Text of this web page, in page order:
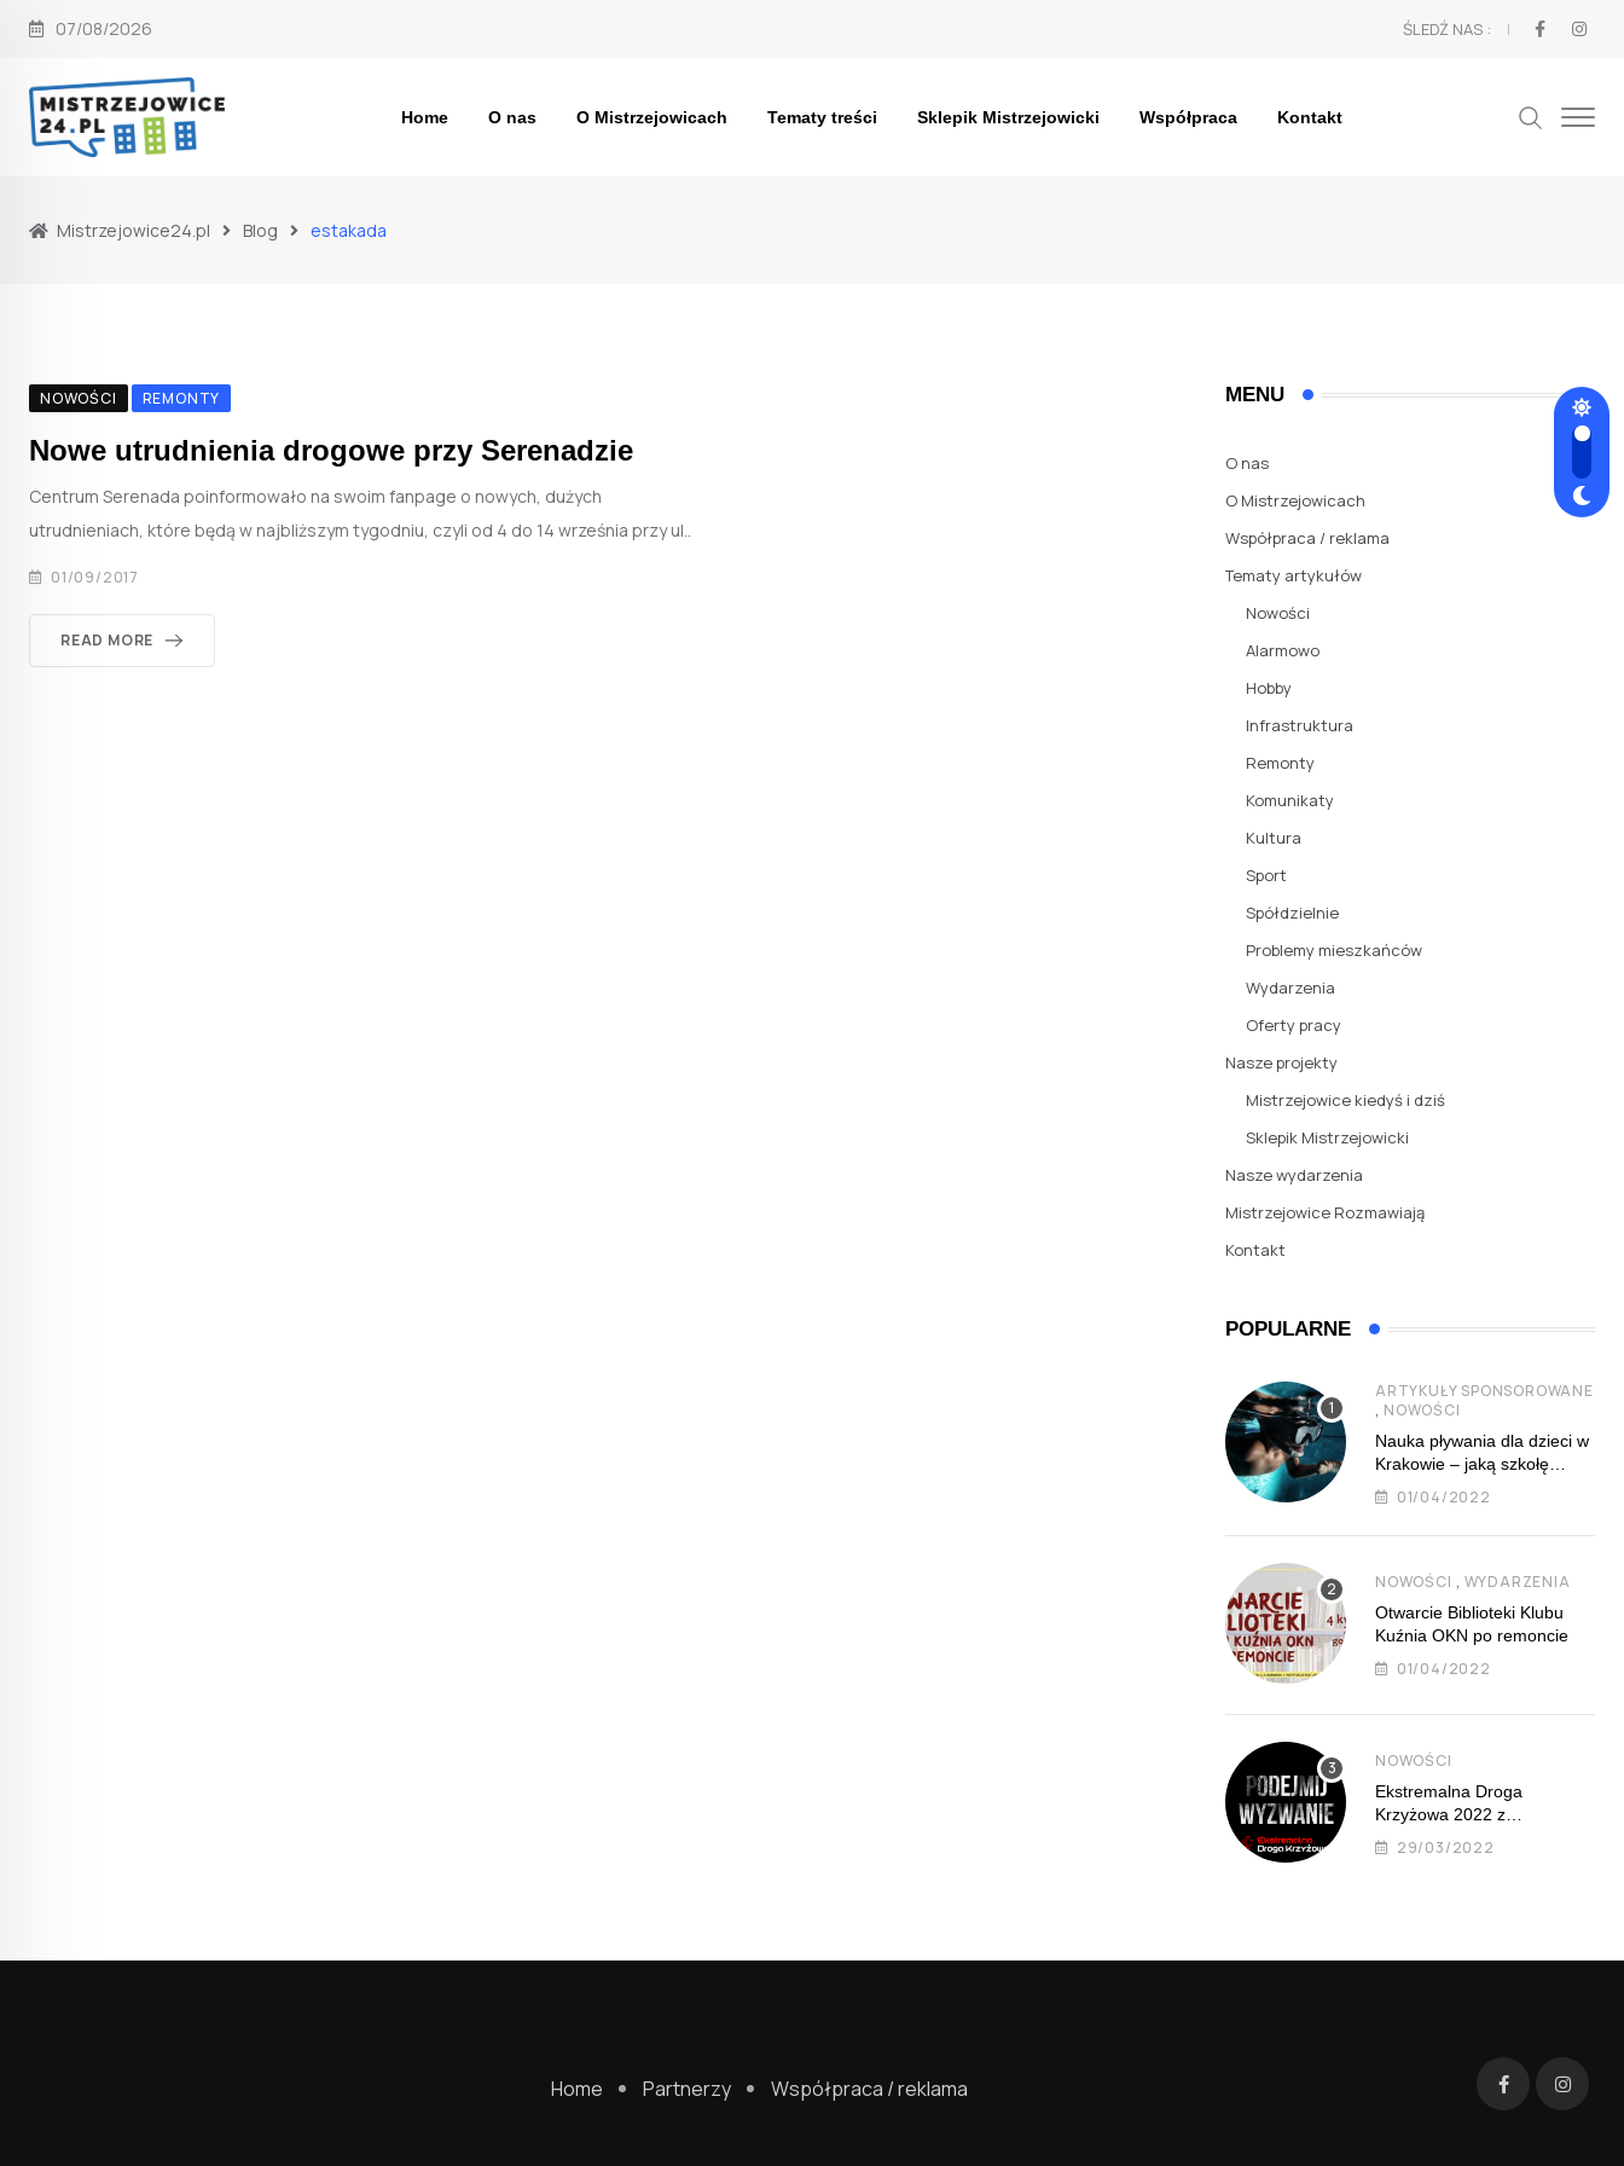
Skip
content
07/08/2026 ŚLEDŹ NAS :
Home O nas O Mistrzejowicach Tematy treści Sklepik Mistrzejowicki Współpraca Kontakt
Mistrzejowice24.pl Blog estakada
NOWOŚCI REMONTY
Nowe utrudnienia drogowe przy Serenadzie
Centrum Serenada poinformowało na swoim fanpage o nowych, dużych
utrudnieniach, które będą w najbliższym tygodniu, czyli od 4 do 14 września przy ul..
01/09/2017
READ MORE
MENU
O nas
O Mistrzejowicach
Współpraca / reklama
Tematy artykułów
Nowości
Alarmowo
Hobby
Infrastruktura
Remonty
Komunikaty
Kultura
Sport
Spółdzielnie
Problemy mieszkańców
Wydarzenia
Oferty pracy
Nasze projekty
Mistrzejowice kiedyś i dziś
Sklepik Mistrzejowicki
Nasze wydarzenia
Mistrzejowice Rozmawiają
Kontakt
POPULARNE
ARTYKUŁY SPONSOROWANE
, NOWOŚCI
Nauka pływania dla dzieci w
Krakowie – jaką szkołę
najlepiej wybrać?
01/04/2022
NOWOŚCI , WYDARZENIA
Otwarcie Biblioteki Klubu
Kuźnia OKN po remoncie
01/04/2022
NOWOŚCI
Ekstremalna Droga
Krzyżowa 2022 z
Mistrzejowic już 8 kwietnia
29/03/2022
Home Partnerzy Współpraca / reklama